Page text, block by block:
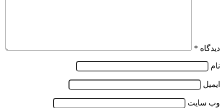
دیدگاه *
نام
ایمیل
وب‌ سایت